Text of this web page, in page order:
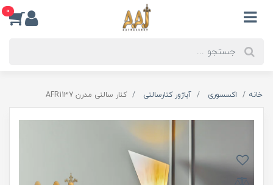
0
خانه اکسسوری آباژور کنارسالنی کنار سالنی مدرن AFR1137